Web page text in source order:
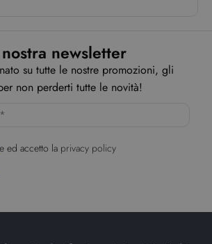
newsletter
su tutte le nostre promozioni, gli
non perderti tutte le novità!
ed accetto la privacy policy